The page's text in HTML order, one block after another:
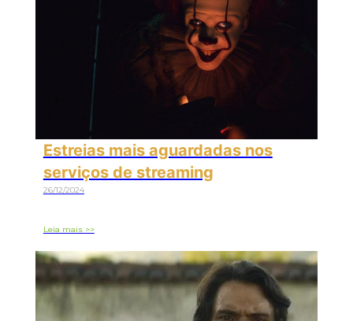
Estreias mais aguardadas nos
serviços de streaming
26/12/2024
Leia mais >>